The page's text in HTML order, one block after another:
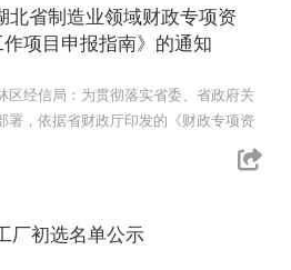
北省制造业领域财政专项资
项目申报指南》的通知
区经信局：为贯彻落实省委、省政府关
署，依据省财政厅印发的《财政专项资
厂初选名单公示